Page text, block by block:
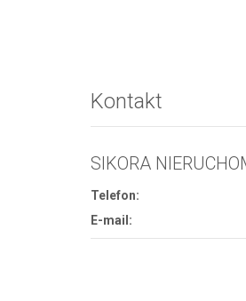
Kontakt
SIKORA
Telefon:
E-mail: